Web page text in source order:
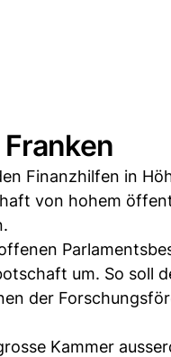
Finanzhilfen in
von hohem
um. So soll
der
Kammer